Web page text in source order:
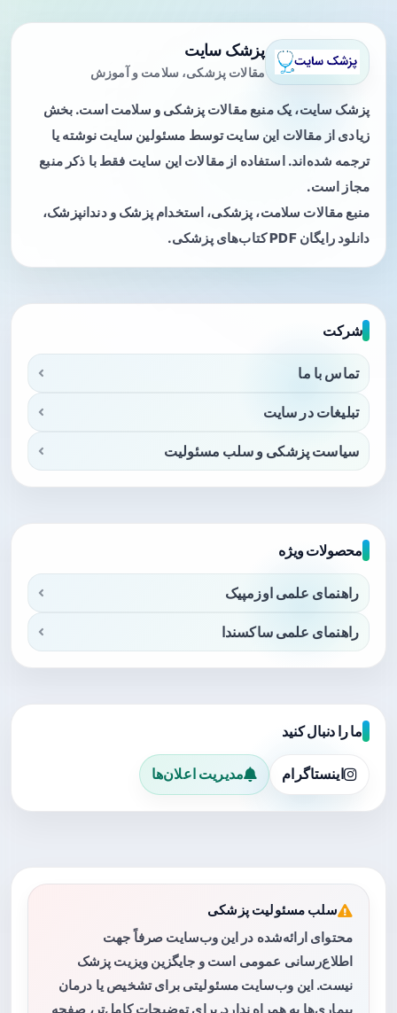
پزشک سایت
مقالات پزشکی، سلامت و آموزش
پزشک سایت، یک منبع مقالات پزشکی و سلامت است. بخش
زیادی از مقالات این سایت توسط مسئولین سایت نوشته یا
ترجمه شده‌اند. استفاده از مقالات این سایت فقط با ذکر منبع
مجاز است.
منبع مقالات سلامت، پزشکی، استخدام پزشک و دندانپزشک،
دانلود رایگان PDF کتاب‌های پزشکی.
شرکت
تماس با ما
تبلیغات در سایت
سیاست پزشکی و سلب مسئولیت
محصولات ویژه
راهنمای علمی اوزمپیک
راهنمای علمی ساکسندا
ما را دنبال کنید
اینستاگرام مدیریت اعلان‌ها
سلب مسئولیت پزشکی
محتوای ارائه‌شده در این وب‌سایت صرفاً جهت
اطلاع‌رسانی عمومی است و جایگزین ویزیت پزشک
نیست. این وب‌سایت مسئولیتی برای تشخیص یا درمان
بیماری‌ها به همراه ندارد. برای توضیحات کامل‌تر، صفحه